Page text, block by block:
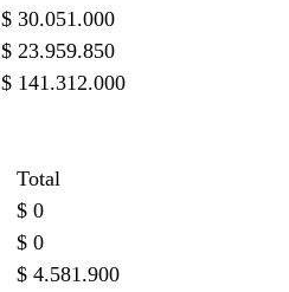
$ 30.051.000
$ 23.959.850
$ 141.312.000
Total
$ 0
$ 0
$ 4.581.900